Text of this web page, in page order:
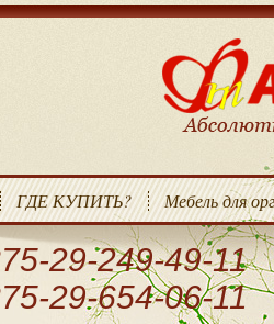
ГДЕ КУПИТЬ? Мебель для
29-249-49-11
29-654-06-11